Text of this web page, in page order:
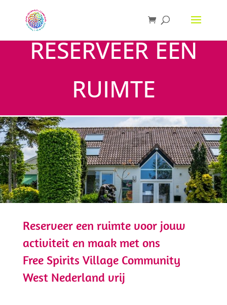
RESERVEER EEN
RUIMTE
Reserveer een ruimte voor jouw
activiteit en maak met ons
Free Spirits Village Community
West Nederland vrij